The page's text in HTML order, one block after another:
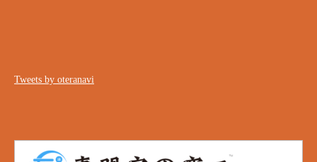
Tweets by oteranavi